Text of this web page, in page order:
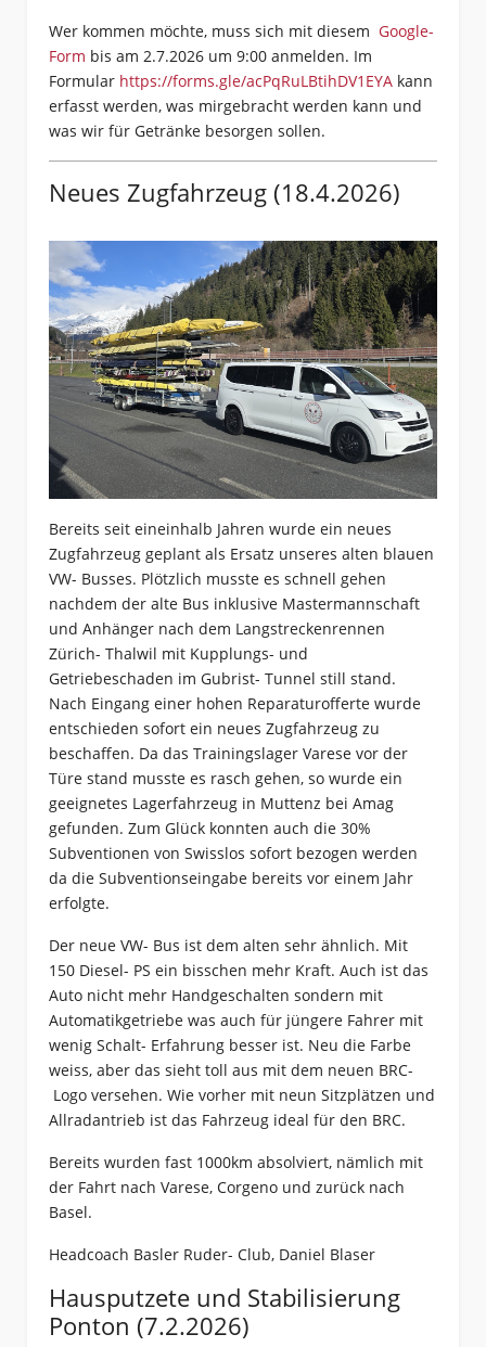
Wer kommen möchte, muss sich mit diesemGoogle-
Form bis am 2.7.2026 um 9:00 anmelden. Im
Formular https://forms.gle/acPqRuLBtihDV1EYA kann
erfasst werden, was mirgebracht werden kann und
was wir für Getränke besorgen sollen.
Neues Zugfahrzeug (18.4.2026)
Bereits seit eineinhalb Jahren wurde ein neues
Zugfahrzeug geplant als Ersatz unseres alten blauen
VW- Busses. Plötzlich musste es schnell gehen
nachdem der alte Bus inklusive Mastermannschaft
und Anhänger nach dem Langstreckenrennen
Zürich- Thalwil mit Kupplungs- und
Getriebeschaden im Gubrist- Tunnel still stand.
Nach Eingang einer hohen Reparaturofferte wurde
entschieden sofort ein neues Zugfahrzeug zu
beschaffen. Da das Trainingslager Varese vor der
Türe stand musste es rasch gehen, so wurde ein
geeignetes Lagerfahrzeug in Muttenz bei Amag
gefunden. Zum Glück konnten auch die 30%
Subventionen von Swisslos sofort bezogen werden
da die Subventionseingabe bereits vor einem Jahr
erfolgte.
Der neue VW- Bus ist dem alten sehr ähnlich. Mit
150 Diesel- PS ein bisschen mehr Kraft. Auch ist das
Auto nicht mehr Handgeschalten sondern mit
Automatikgetriebe was auch für jüngere Fahrer mit
wenig Schalt- Erfahrung besser ist. Neu die Farbe
weiss, aber das sieht toll aus mit dem neuen BRC-
Logo versehen. Wie vorher mit neun Sitzplätzen und
Allradantrieb ist das Fahrzeug ideal für den BRC.
Bereits wurden fast 1000km absolviert, nämlich mit
der Fahrt nach Varese, Corgeno und zurück nach
Basel.
Headcoach Basler Ruder- Club, Daniel Blaser
Hausputzete und Stabilisierung
Ponton (7.2.2026)